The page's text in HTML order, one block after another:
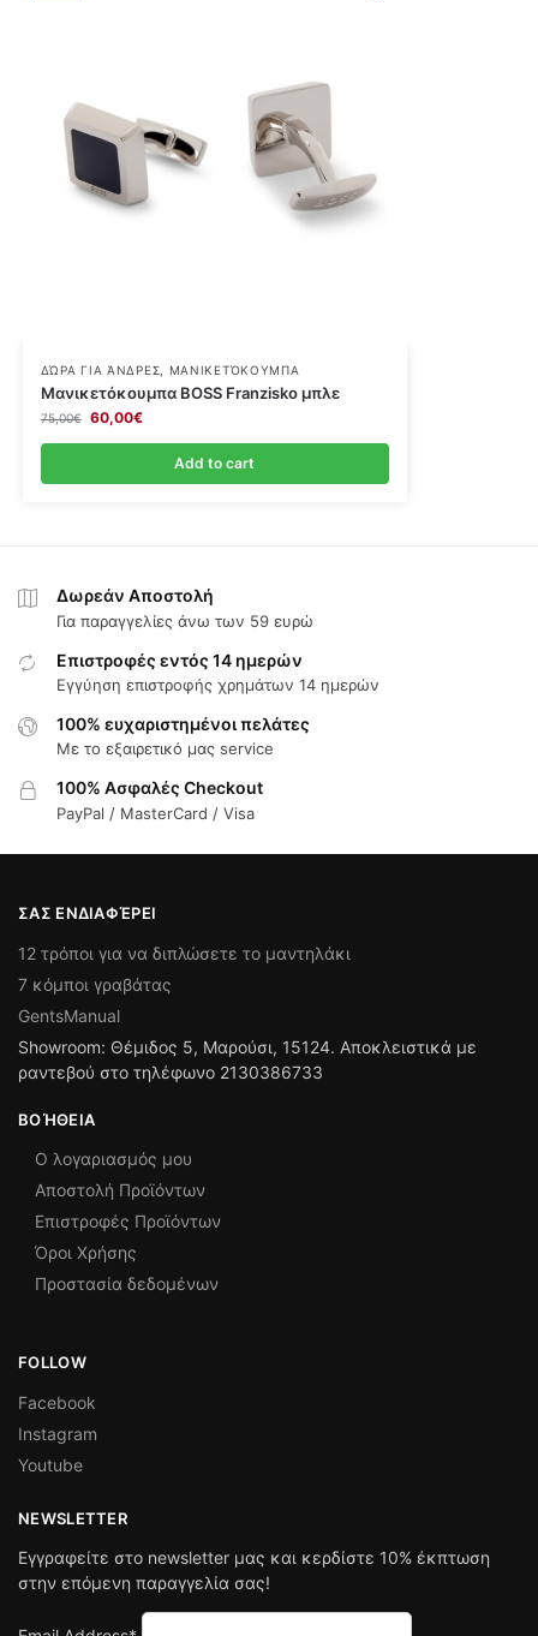
ΔΏΡΑ ΓΙΑ ΆΝΔΡΕΣ ΜΑΝΙΚΕΤΌΚΟΥΜΠΑ
Μανικετόκουμπα BOSS Franzisko μπλε
75,00€ 60,00€
Add to cart
Δωρεάν Αποστολή
Για παραγγελίες άνω των 59 ευρώ
Επιστροφές εντός 14 ημερών
Εγγύηση επιστροφής χρημάτων 14 ημερών
100% ευχαριστημένοι πελάτες
Με το εξαιρετικό μας service
100% Ασφαλές Checkout
PayPal / MasterCard / Visa
ΣΑΣ ΕΝΔΙΑΦΈΡΕΙ
12 τρόποι για να διπλώσετε το μαντηλάκι
7 κόμποι γραβάτας
GentsManual
Showroom: Θέμιδος 5, Μαρούσι, 15124. Αποκλειστικά με
ραντεβού στο τηλέφωνο 2130386733
ΒΟΉΘΕΙΑ
Ο λογαριασμός μου
Αποστολή Προϊόντων
Επιστροφές Προϊόντων
Όροι Χρήσης
Προστασία δεδομένων
FOLLOW
Facebook
Instagram
Youtube
NEWSLETTER
Εγγραφείτε στο newsletter μας και κερδίστε 10% έκπτωση
στην επόμενη παραγγελία σας!